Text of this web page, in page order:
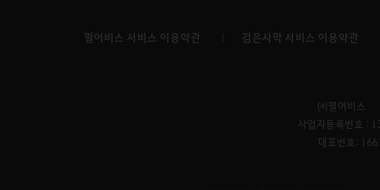
펄어비스 서비스 이용약관 검은사막 서비스 이용약관
㈜펄어비스
사업자등록번호 :
대표번호: